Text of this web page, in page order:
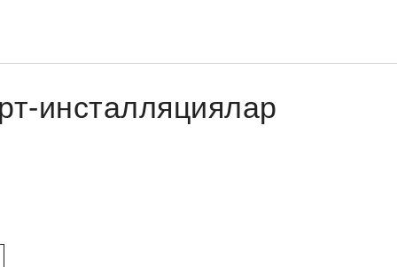
инсталляциялар